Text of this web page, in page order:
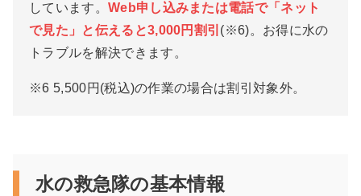
しています。 Web申し込みまたは電話で「ネット
で見た」と伝えると3,000円割引 (※6)。お得に水の
トラブルを解決できます。
※6 5,500円(税込)の作業の場合は割引対象外。
水の救急隊の基本情報